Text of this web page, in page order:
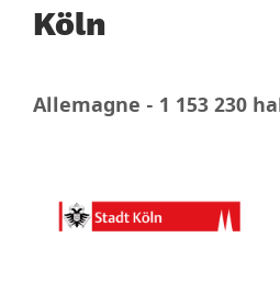
Köln
Allemagne - 1 153 230